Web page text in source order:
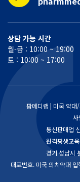
상담 가능 시간
월-금 : 10:00 ~ 19:00
토 : 10:00 ~ 17:00
팜메디랩 | 미국 약
통신판매업
원격평생교
경기 성남시
대표번호. 미국 의치약대